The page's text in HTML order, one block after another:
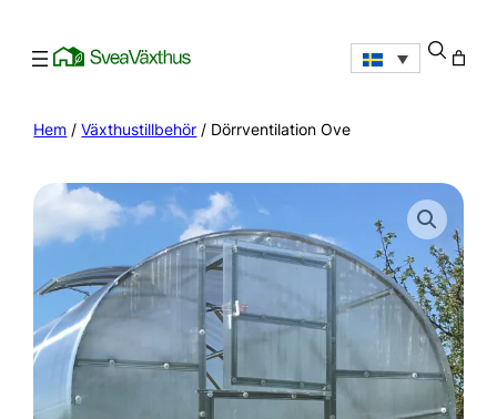
Hem /Växthustillbehör / Dörrventilation Ove